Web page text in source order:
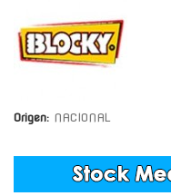
Origen: NACIONAL